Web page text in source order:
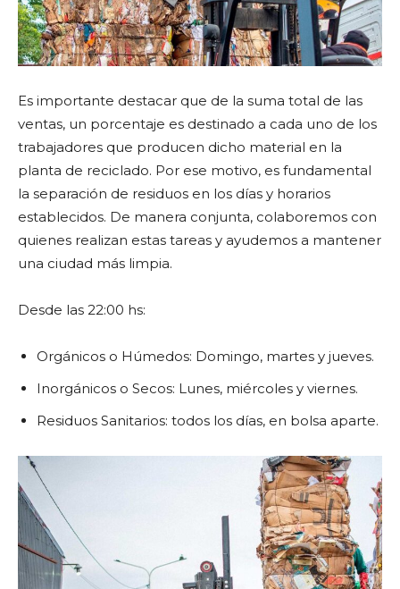
Es importante destacar que de la suma total de las
ventas, un porcentaje es destinado a cada uno de los
trabajadores que producen dicho material en la
planta de reciclado. Por ese motivo, es fundamental
la separación de residuos en los días y horarios
establecidos. De manera conjunta, colaboremos con
quienes realizan estas tareas y ayudemos a mantener
una ciudad más limpia.
Desde las 22:00 hs:
Orgánicos o Húmedos: Domingo, martes y jueves.
Inorgánicos o Secos: Lunes, miércoles y viernes.
Residuos Sanitarios: todos los días, en bolsa aparte.